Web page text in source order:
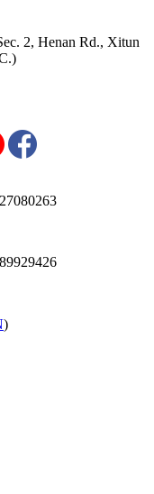
2, Henan Rd., Xitun
)